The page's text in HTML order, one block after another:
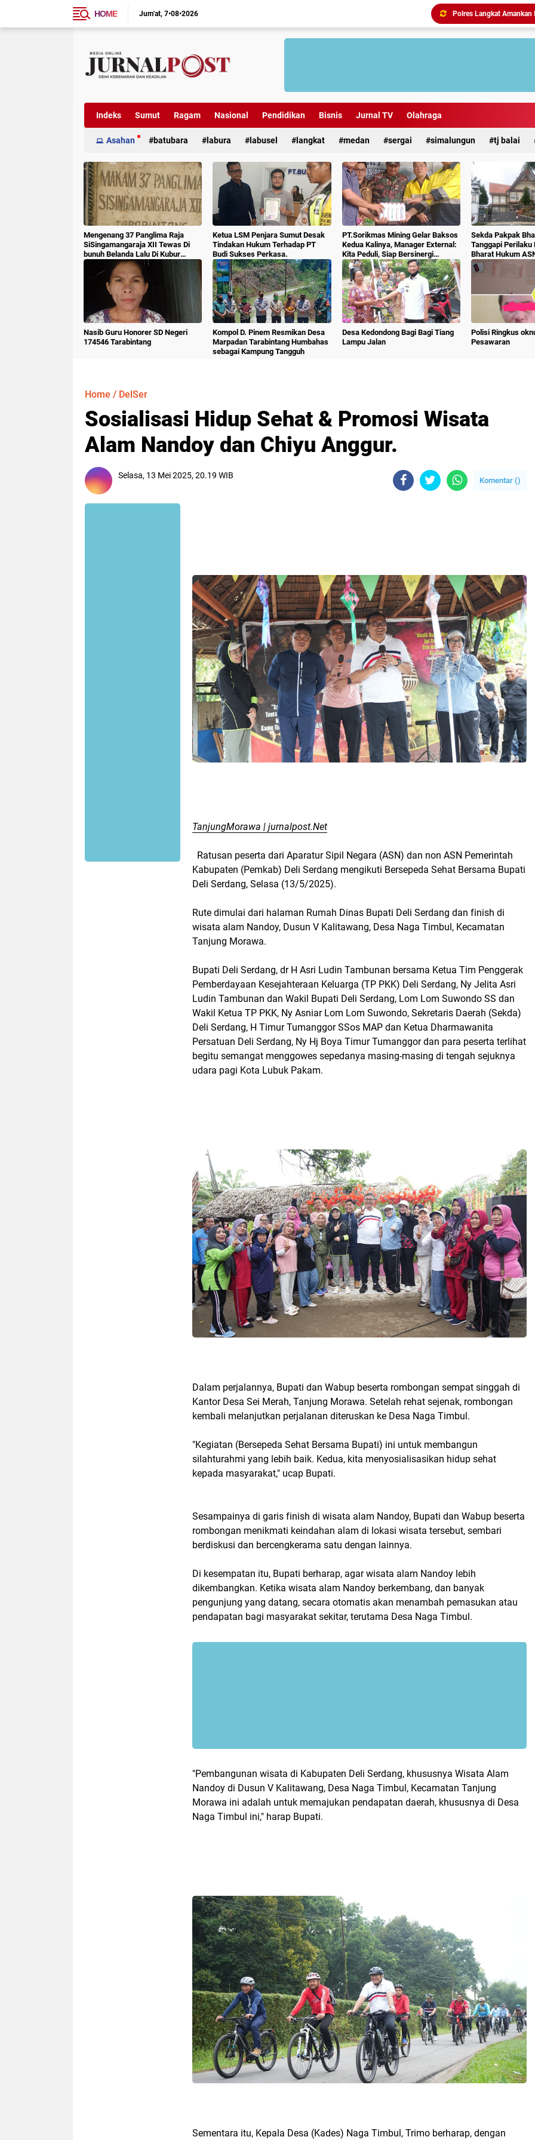
HOME Jum'at 7•08•2026
Indeks Sumut Ragam Nasional Pendidikan Bisnis Jurnal TV Olahraga
Asahan batubara labura labusel langkat medan sergai simalungun tj balai
Mengenang 37 Panglima Raja
SiSingamangaraja XII Tewas Di
bunuh Belanda Lalu Di Kubur
Massal Oleh Masyarakat
Ketua LSM Penjara Sumut Desak
Tindakan Hukum Terhadap PT
Budi Sukses Perkasa.
PT.Sorikmas Mining Gelar Baksos
Kedua Kalinya, Manager External:
Kita Peduli, Siap Bersinergi
Dengan Pemda & Masyarakat.
Sekda Pakpak
Tanggapi Perilaku
Bharat Hukum
Nasib Guru Honorer SD Negeri
174546 Tarabintang
Kompol D. Pinem Resmikan Desa
Marpadan Tarabintang Humbahas
sebagai Kampung Tangguh
Desa Kedondong Bagi Bagi Tiang
Lampu Jalan
Polisi Ringkus
Pesawaran
Home / DelSer
Sosialisasi Hidup Sehat & Promosi Wisata
Alam Nandoy dan Chiyu Anggur.
Selasa, 13 Mei 2025, 20.19 WIB
Komentar ()
TanjungMorawa | jurnalpost.Net
Ratusan peserta dari Aparatur Sipil Negara (ASN) dan non ASN Pemerintah
Kabupaten (Pemkab) Deli Serdang mengikuti Bersepeda Sehat Bersama Bupati
Deli Serdang, Selasa (13/5/2025).
Rute dimulai dari halaman Rumah Dinas Bupati Deli Serdang dan finish di
wisata alam Nandoy, Dusun V Kalitawang, Desa Naga Timbul, Kecamatan
Tanjung Morawa.
Bupati Deli Serdang, dr H Asri Ludin Tambunan bersama Ketua Tim Penggerak
Pemberdayaan Kesejahteraan Keluarga (TP PKK) Deli Serdang, Ny Jelita Asri
Ludin Tambunan dan Wakil Bupati Deli Serdang, Lom Lom Suwondo SS dan
Wakil Ketua TP PKK, Ny Asniar Lom Lom Suwondo, Sekretaris Daerah (Sekda)
Deli Serdang, H Timur Tumanggor SSos MAP dan Ketua Dharmawanita
Persatuan Deli Serdang, Ny Hj Boya Timur Tumanggor dan para peserta terlihat
begitu semangat menggowes sepedanya masing-masing di tengah sejuknya
udara pagi Kota Lubuk Pakam.
Dalam perjalannya, Bupati dan Wabup beserta rombongan sempat singgah di
Kantor Desa Sei Merah, Tanjung Morawa. Setelah rehat sejenak, rombongan
kembali melanjutkan perjalanan diteruskan ke Desa Naga Timbul.
"Kegiatan (Bersepeda Sehat Bersama Bupati) ini untuk membangun
silahturahmi yang lebih baik. Kedua, kita menyosialisasikan hidup sehat
kepada masyarakat," ucap Bupati.
Sesampainya di garis finish di wisata alam Nandoy, Bupati dan Wabup beserta
rombongan menikmati keindahan alam di lokasi wisata tersebut, sembari
berdiskusi dan bercengkerama satu dengan lainnya.
Di kesempatan itu, Bupati berharap, agar wisata alam Nandoy lebih
dikembangkan. Ketika wisata alam Nandoy berkembang, dan banyak
pengunjung yang datang, secara otomatis akan menambah pemasukan atau
pendapatan bagi masyarakat sekitar, terutama Desa Naga Timbul.
"Pembangunan wisata di Kabupaten Deli Serdang, khususnya Wisata Alam
Nandoy di Dusun V Kalitawang, Desa Naga Timbul, Kecamatan Tanjung
Morawa ini adalah untuk memajukan pendapatan daerah, khususnya di Desa
Naga Timbul ini," harap Bupati.
Sementara itu, Kepala Desa (Kades) Naga Timbul, Trimo berharap, dengan